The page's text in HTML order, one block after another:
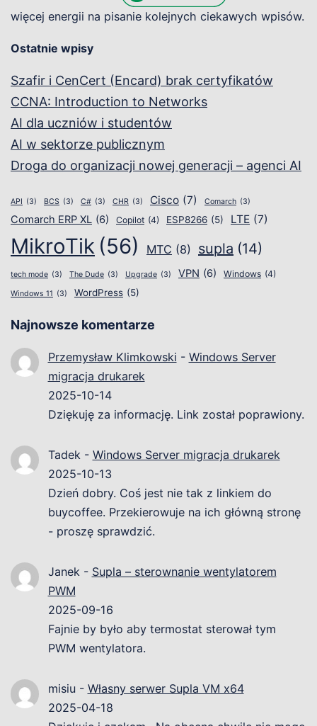
więcej energii na pisanie kolejnych ciekawych wpisów.
Ostatnie wpisy
Szafir i CenCert (Encard) brak certyfikatów
CCNA: Introduction to Networks
AI dla uczniów i studentów
AI w sektorze publicznym
Droga do organizacji nowej generacji – agenci AI
API (3) BCS (3) C# (3) CHR (3) Cisco (7) Comarch (3)
Comarch ERP XL (6) Copilot (4) ESP8266 (5) LTE (7)
MikroTik (56) MTC (8) supla (14)
tech mode (3) The Dude (3) Upgrade (3) VPN (6) Windows (4)
Windows 11 (3) WordPress (5)
Najnowsze komentarze
Przemysław Klimkowski - Windows Server
migracja drukarek
2025-10-14
Dziękuję za informację. Link został poprawiony.
Tadek- Windows Server migracja drukarek
2025-10-13
Dzień dobry. Coś jest nie tak z linkiem do
buycoffee. Przekierowuje na ich główną stronę
- proszę sprawdzić.
Janek- Supla – sterownanie wentylatorem
PWM
2025-09-16
Fajnie by było aby termostat sterował tym
PWM wentylatora.
misiu- Własny serwer Supla VM x64
2025-04-18